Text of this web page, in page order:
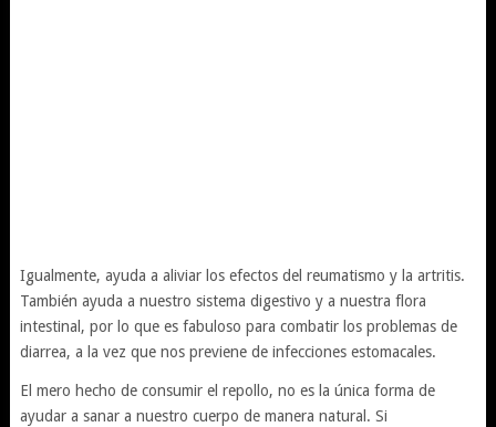
Igualmente, ayuda a aliviar los efectos del reumatismo y la artritis.
También ayuda a nuestro sistema digestivo y a nuestra flora
intestinal, por lo que es fabuloso para combatir los problemas de
diarrea, a la vez que nos previene de infecciones estomacales.
El mero hecho de consumir el repollo, no es la única forma de
ayudar a sanar a nuestro cuerpo de manera natural. Si